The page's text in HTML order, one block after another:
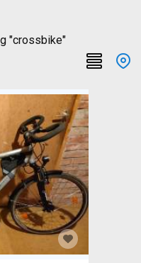
"crossbike"